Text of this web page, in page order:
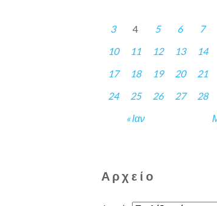
« Ιαν
3
4 5 6 7
10
11 12 13 14
17
18 19 20 21
24
25 26 27 28
Αρχείο